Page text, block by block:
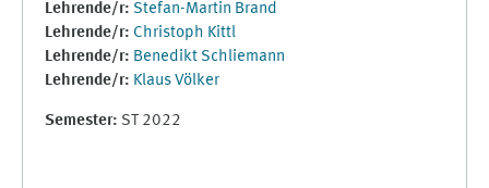
Lehrende/r: Stefan-Martin Brand
Lehrende/r: Christoph Kittl
Lehrende/r: Benedikt Schliemann
Lehrende/r: Klaus Völker
Semester: ST 2022